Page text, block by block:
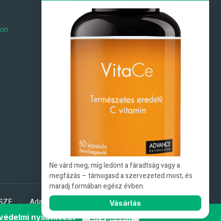
Ne várd meg, míg ledönt a fáradtság vagy a
megfázás – támogasd a szervezeted most, és
maradj formában egész évben.
Vásárlás
Masszázs és masszőrök
Adatkezelési tájékoztató
Rólunk
Gyakran ismételt kérdések
nyilatkozat Elfogadom